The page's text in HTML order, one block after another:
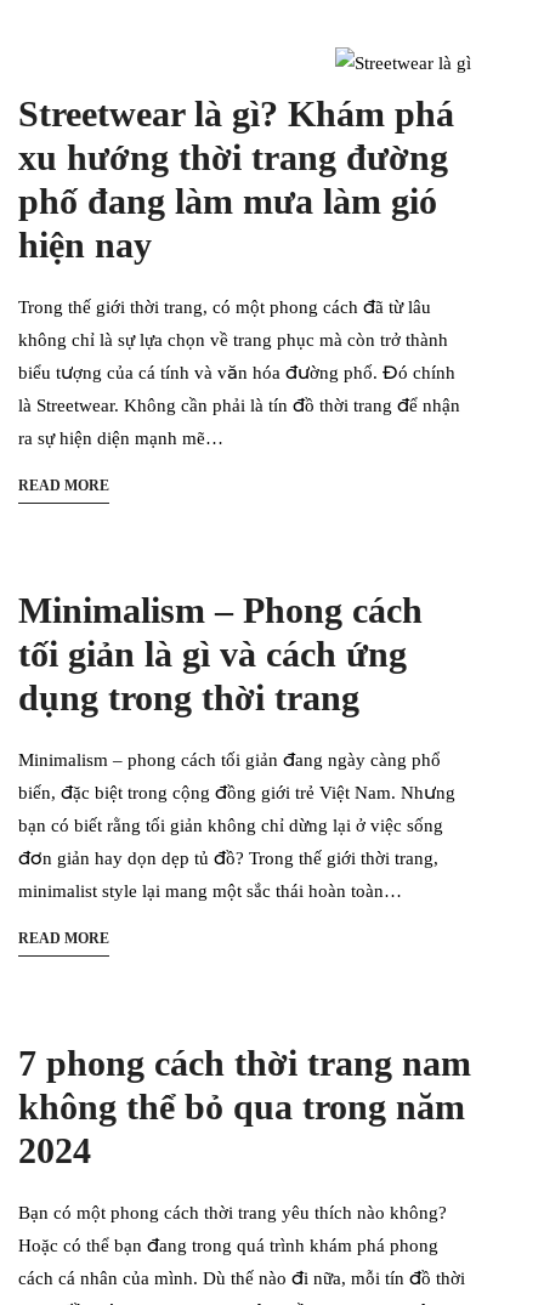
Streetwear là gì? Khám phá
xu hướng thời trang đường
phố đang làm mưa làm gió
hiện nay
Trong thế giới thời trang, có một phong cách đã từ lâu
không chỉ là sự lựa chọn về trang phục mà còn trở thành
biểu tượng của cá tính và văn hóa đường phố. Đó chính
là Streetwear. Không cần phải là tín đồ thời trang để nhận
ra sự hiện diện mạnh mẽ…
READ MORE
Minimalism – Phong cách
tối giản là gì và cách ứng
dụng trong thời trang
Minimalism – phong cách tối giản đang ngày càng phổ
biến, đặc biệt trong cộng đồng giới trẻ Việt Nam. Nhưng
bạn có biết rằng tối giản không chỉ dừng lại ở việc sống
đơn giản hay dọn dẹp tủ đồ? Trong thế giới thời trang,
minimalist style lại mang một sắc thái hoàn toàn…
READ MORE
7 phong cách thời trang nam
không thể bỏ qua trong năm
2024
Bạn có một phong cách thời trang yêu thích nào không?
Hoặc có thể bạn đang trong quá trình khám phá phong
cách cá nhân của mình. Dù thế nào đi nữa, mỗi tín đồ thời